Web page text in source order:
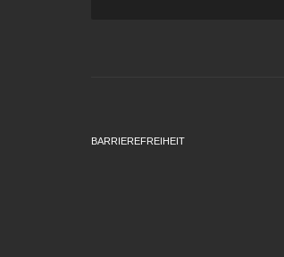
BARRIEREFREIHEIT